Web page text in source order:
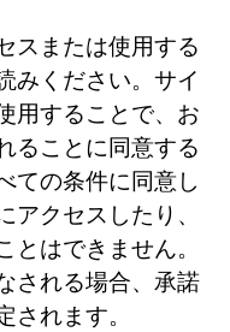
スまたは使用する
みください。サイ
用することで、お
ることに同意する
ての条件に同意し
クセスしたり、
はできません。
される場合、承諾
れます。